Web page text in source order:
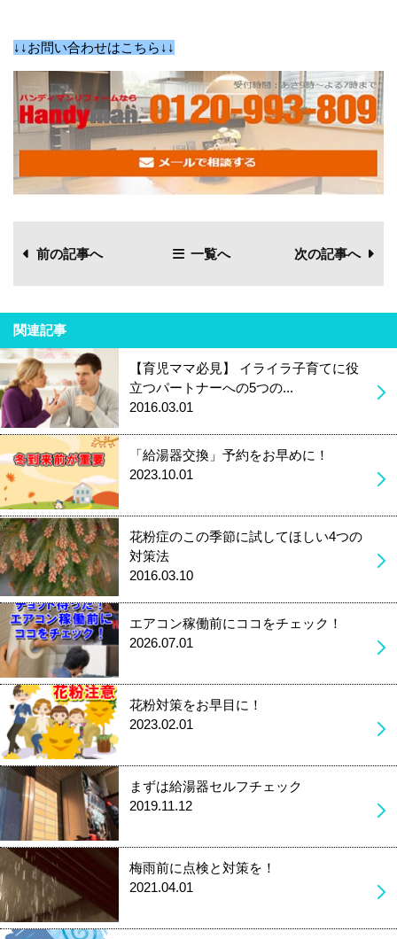
↓↓お問い合わせはこちら↓↓
前の記事へ 一覧へ 次の記事へ
関連記事
【育児ママ必見】 イライラ子育てに役
立つパートナーへの5つの...
2016.03.01
「給湯器交換」予約をお早めに！
2023.10.01
花粉症のこの季節に試してほしい4つの
対策法
2016.03.10
エアコン稼働前にココをチェック！
2026.07.01
花粉対策をお早目に！
2023.02.01
まずは給湯器セルフチェック
2019.11.12
梅雨前に点検と対策を！
2021.04.01